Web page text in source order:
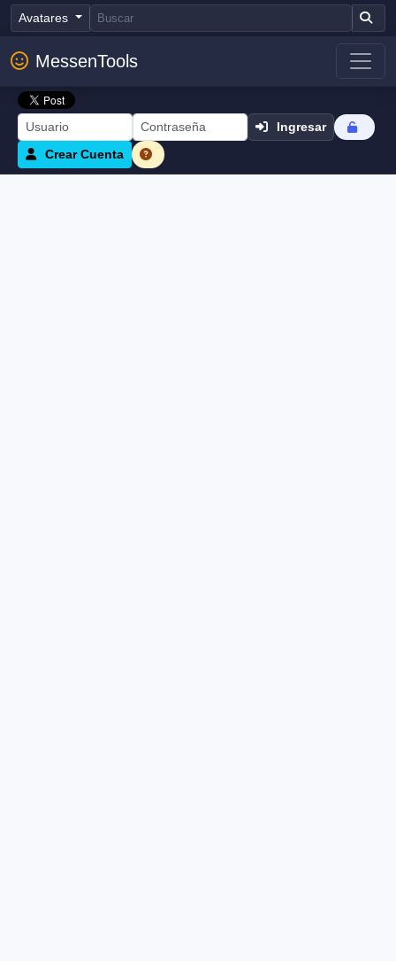
Avatares
MessenTools
Ingresar
Crear Cuenta